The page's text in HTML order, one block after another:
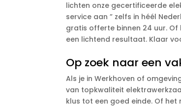
lichten onze gecertificeerde
service aan ” zelfs in héél
gratis offerte binnen 24 uur.
een lichtend resultaat. Klaar
Op zoek naar een
Als je in Werkhoven of
van topkwaliteit
klus tot een goed einde. Of